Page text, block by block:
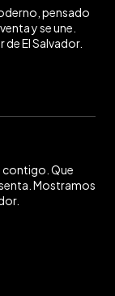
pensado
y se une.
El Salvador.
contigo. Que
Mostramos